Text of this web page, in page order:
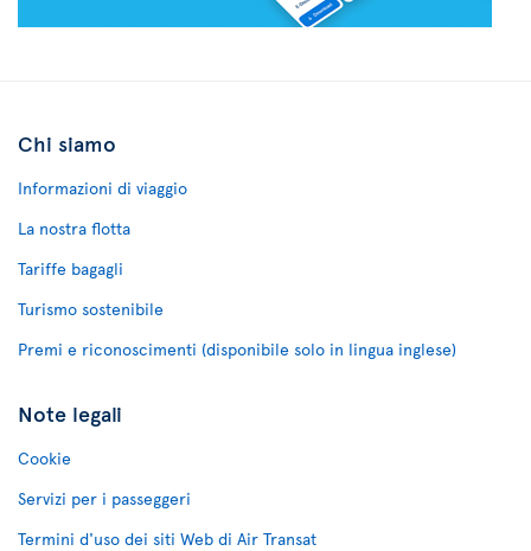
Chi siamo
Informazioni di viaggio
La nostra flotta
Tariffe bagagli
Turismo sostenibile
Premi e riconoscimenti (disponibile solo in lingua inglese)
Note legali
Cookie
Servizi per i passeggeri
Termini d'uso dei siti Web di Air Transat